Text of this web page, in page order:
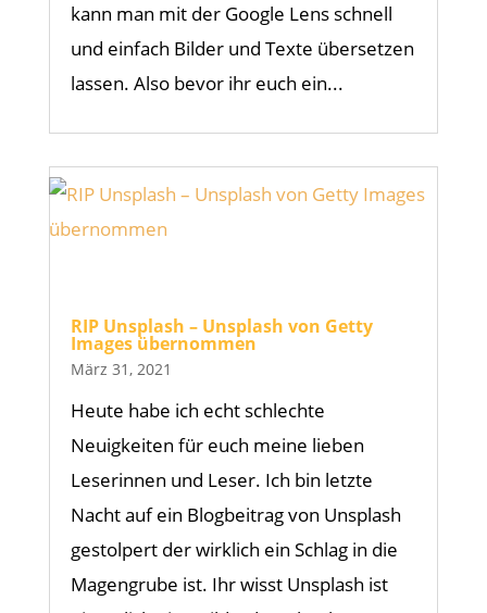
kann man mit der Google Lens schnell
und einfach Bilder und Texte übersetzen
lassen. Also bevor ihr euch ein...
RIP Unsplash – Unsplash von Getty
Images übernommen
März 31, 2021
Heute habe ich echt schlechte
Neuigkeiten für euch meine lieben
Leserinnen und Leser. Ich bin letzte
Nacht auf ein Blogbeitrag von Unsplash
gestolpert der wirklich ein Schlag in die
Magengrube ist. Ihr wisst Unsplash ist